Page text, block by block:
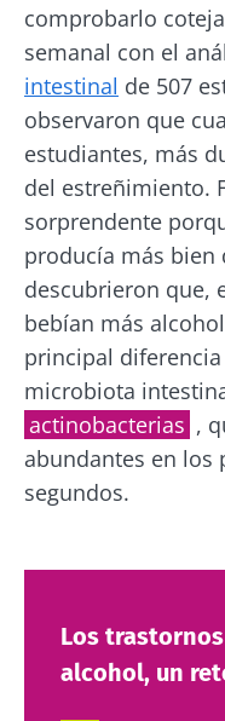
comprobarlo
semanal con el
intestinal de 507
observaron que
estudiantes, más
del estreñimiento.
sorprendente
producía más bien
descubrieron que,
bebían más
principal
microbiota
actinobacterias ,
abundantes en los
segundos.
Los
alcohol, un